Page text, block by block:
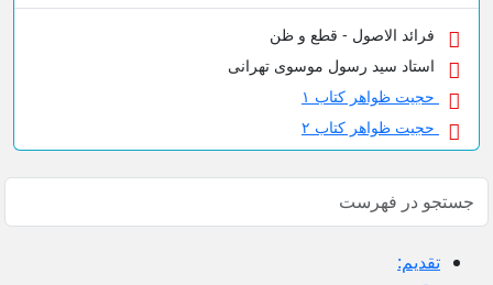
- قطع و ظن
رسول موسوی تهرانی
کتاب ۱
کتاب ۲